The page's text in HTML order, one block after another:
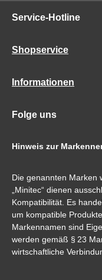
Service-Hotline
Shopservice
Informationen
Folge uns
Hinweis zur
Die genannten Marken
„Minitec“ dienen
Kompatibilität. Es
um kompatible
Markennamen sind
werden gemäß § 23
wirtschaftliche